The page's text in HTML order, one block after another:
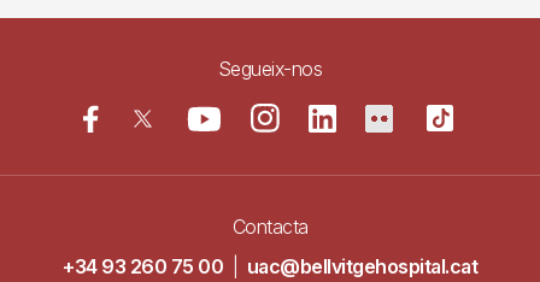
Segueix-nos
Contacta
+34 93 260 75 00
uac@bellvitgehospital.cat